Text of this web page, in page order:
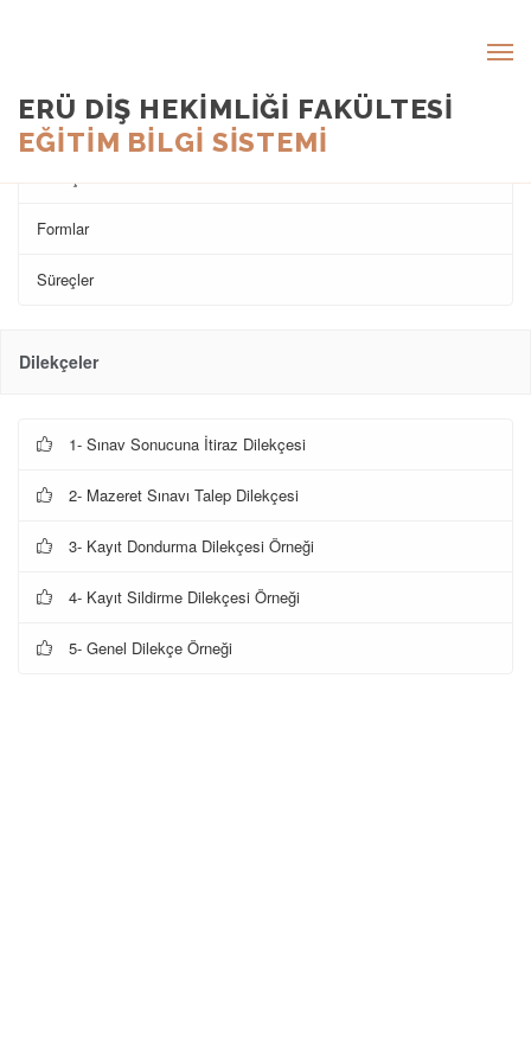
ERÜ DİŞ HEKİMLİĞİ FAKÜLTESİ
EĞİTİM BİLGİ SİSTEMİ
Dilekçeler
Formlar
Süreçler
Dilekçeler
1- Sınav Sonucuna İtiraz Dilekçesi
2- Mazeret Sınavı Talep Dilekçesi
3- Kayıt Dondurma Dilekçesi Örneği
4- Kayıt Sildirme Dilekçesi Örneği
5- Genel Dilekçe Örneği